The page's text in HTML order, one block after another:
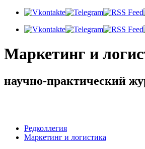
Маркетинг и
научно-практический
Редколлегия
Маркетинг и логистика